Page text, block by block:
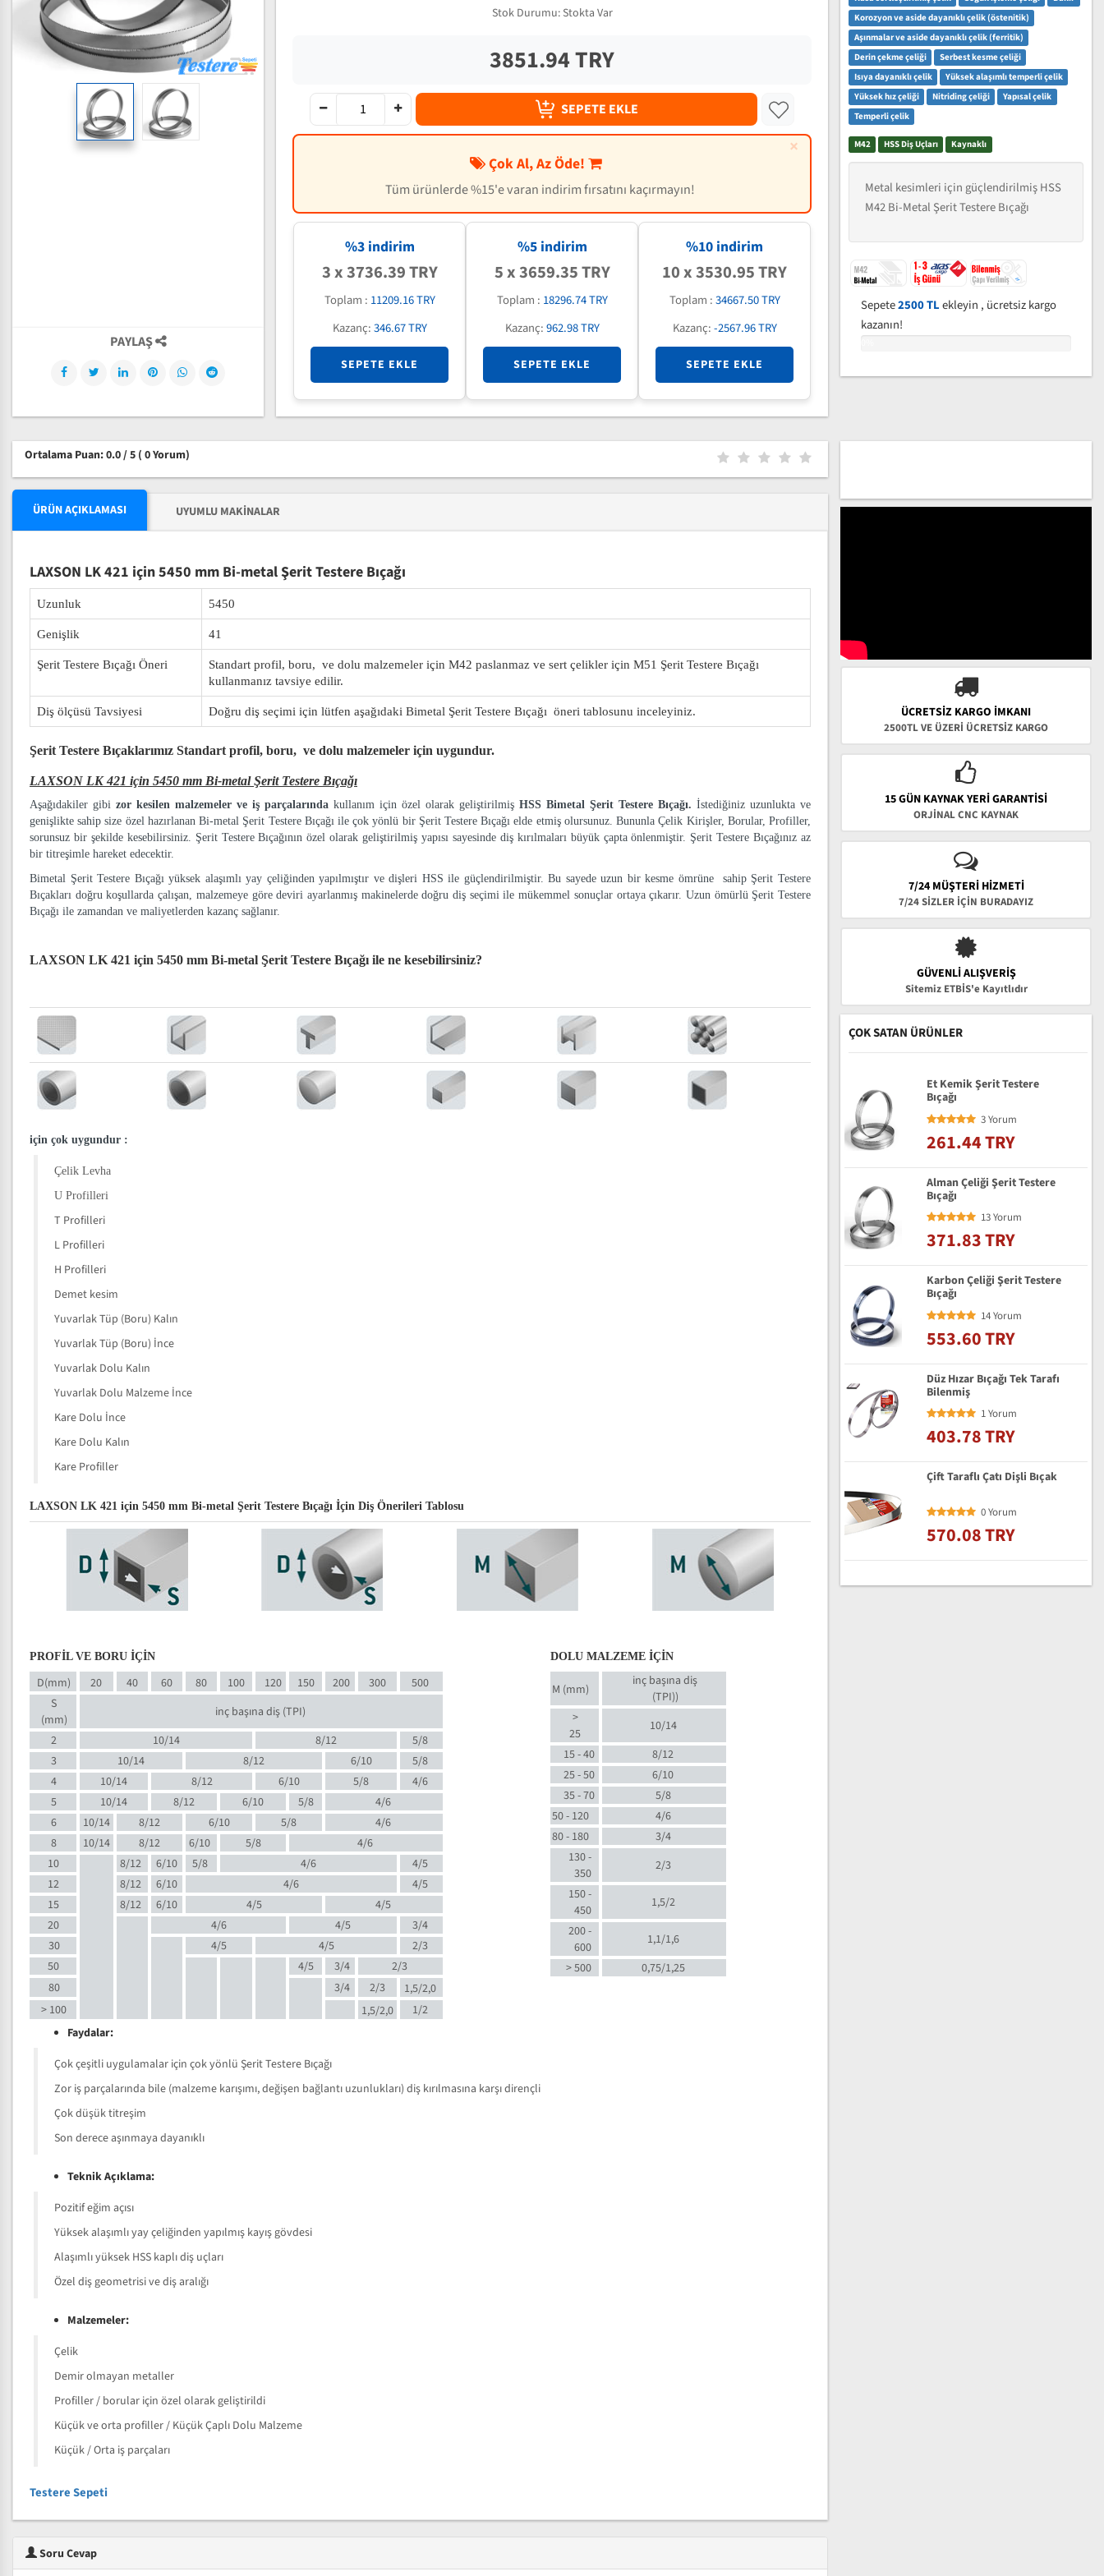
Stok Durumu: Stokta Var
3851.94 TRY
SEPETE EKLE
×
Çok Al, Az Öde!
Tüm ürünlerde %15'e varan indirim fırsatını kaçırmayın!
%3 indirim
3 x 3736.39 TRY
Toplam : 11209.16 TRY
Kazanç:346.67 TRY
SEPETE EKLE
%5 indirim
5 x 3659.35 TRY
Toplam : 18296.74 TRY
Kazanç:962.98 TRY
SEPETE EKLE
%10 indirim
10 x 3530.95 TRY
Toplam :34667.50 TRY
Kazanç:-2567.96 TRY
SEPETE EKLE
PAYLAŞ
Korozyon ve aside dayanıklı çelik (östenitik)
Aşınmalar ve aside dayanıklı çelik (ferritik)
Derin çekme çeliği
Serbest kesme çeliği
Isıya dayanıklı çelik
Yüksek alaşımlı temperli çelik
Yüksek hız çeliği
Nitriding çeliği
Yapısal çelik
Temperli çelik
M42 HSS Diş Uçları Kaynaklı
Metal kesimleri için güçlendirilmiş HSS
M42 Bi-Metal Şerit Testere Bıçağı
Sepete2500 TLekleyin , ücretsiz kargo
kazanın!
Ortalama Puan: 0.0 / 5 ( 0 Yorum)
ÜRÜN AÇIKLAMASI UYUMLU MAKINALAR
LAXSON LK 421 için 5450 mm Bi-metal Şerit Testere Bıçağı
Uzunluk 5450
Genişlik 41
Şerit Testere Bıçağı Öneri
Standart profil, boru, ve dolu malzemeler için M42 paslanmaz ve sert çelikler için M51 Şerit Testere Bıçağı
kullanmanız tavsiye edilir.
Diş ölçüsü Tavsiyesi Doğru diş seçimi için lütfen aşağıdaki Bimetal Şerit Testere Bıçağı öneri tablosunu inceleyiniz.
Şerit Testere Bıçaklarımız Standart profil, boru, ve dolu malzemeler için uygundur.
LAXSON LK 421 için 5450 mm Bi-metal Şerit Testere Bıçağı
Aşağıdakiler gibi zor kesilen malzemeler ve iş parçalarında kullanım için özel olarak geliştirilmiş HSS Bimetal Şerit Testere Bıçağı. İstediğiniz uzunlukta ve
genişlikte sahip size özel hazırlanan Bi-metal Şerit Testere Bıçağı ile çok yönlü bir Şerit Testere Bıçağı elde etmiş olursunuz. Bununla Çelik Kirişler, Borular, Profiller,
sorunsuz bir şekilde kesebilirsiniz. Şerit Testere Bıçağının özel olarak geliştirilmiş yapısı sayesinde diş kırılmaları büyük çapta önlenmiştir. Şerit Testere Bıçağınız az
bir titreşimle hareket edecektir.
Bimetal Şerit Testere Bıçağı yüksek alaşımlı yay çeliğinden yapılmıştır ve dişleri HSS ile güçlendirilmiştir. Bu sayede uzun bir kesme ömrüne sahip Şerit Testere
Bıçakları doğru koşullarda çalışan, malzemeye göre deviri ayarlanmış makinelerde doğru diş seçimi ile mükemmel sonuçlar ortaya çıkarır. Uzun ömürlü Şerit Testere
Bıçağı ile zamandan ve maliyetlerden kazanç sağlanır.
LAXSON LK 421 için 5450 mm Bi-metal Şerit Testere Bıçağı ile ne kesebilirsiniz?
için çok uygundur :
Çelik Levha
U Profilleri
T Profilleri
L Profilleri
H Profilleri
Demet kesim
Yuvarlak Tüp (Boru) Kalın
Yuvarlak Tüp (Boru) İnce
Yuvarlak Dolu Kalın
Yuvarlak Dolu Malzeme İnce
Kare Dolu İnce
Kare Dolu Kalın
Kare Profiller
LAXSON LK 421 için 5450 mm Bi-metal Şerit Testere Bıçağı İçin Diş Önerileri Tablosu
PROFİL VE BORU İÇİN
D(mm) 20 40 60 80 100 120 150 200 300
500
S
(mm)
inç başına diş (TPI)
2
10/14 8/12
5/8
3
10/14 8/12 6/10
5/8
4
10/14 8/12 6/10 5/8
4/6
5
10/14 8/12 6/10 5/8
4/6
6
10/14 8/12 6/10 5/8
4/6
8
10/14 8/12 6/10 5/8
4/6
10
8/12 6/10 5/8 4/6
4/5
12
8/12 6/10 4/6
4/5
15
8/12 6/10 4/5
4/5
20
4/6 4/5
3/4
30
4/5 4/5
2/3
50
4/5 3/4
2/3
80
3/4 2/3
1,5/2,0
> 100
1,5/2,0 1/2
DOLU MALZEME İÇİN
M (mm)
inç başına diş
(TPI))
>
25
10/14
15 - 40
8/12
25 - 50
6/10
35 - 70
5/8
50 - 120
4/6
80 - 180
3/4
130 -
350
2/3
150 -
450
1,5/2
200 -
600
1,1/1,6
> 500
0,75/1,25
Faydalar:
Çok çeşitli uygulamalar için çok yönlü Şerit Testere Bıçağı
Zor iş parçalarında bile (malzeme karışımı, değişen bağlantı uzunlukları) diş kırılmasına karşı dirençli
Çok düşük titreşim
Son derece aşınmaya dayanıklı
Teknik Açıklama:
Pozitif eğim açısı
Yüksek alaşımlı yay çeliğinden yapılmış kayış gövdesi
Alaşımlı yüksek HSS kaplı diş uçları
Özel diş geometrisi ve diş aralığı
Malzemeler:
Çelik
Demir olmayan metaller
Profiller / borular için özel olarak geliştirildi
Küçük ve orta profiller / Küçük Çaplı Dolu Malzeme
Küçük / Orta iş parçaları
Testere Sepeti
Soru Cevap
ÜCRETSIZ KARGO İMKANI
2500TL VE ÜZERİ ÜCRETSİZ KARGO
15 GÜN KAYNAK YERI GARANTISI
ORJİNAL CNC KAYNAK
7/24 MÜŞTERİ HİZMETİ
7/24 SİZLER İÇİN BURADAYIZ
GÜVENLI ALIŞVERIŞ
Sitemiz ETBİS'e Kayıtlıdır
ÇOK SATAN ÜRÜNLER
Et Kemik Şerit Testere
Bıçağı
3 Yorum
261.44 TRY
Alman Çeliği Şerit Testere
Bıçağı
13 Yorum
371.83 TRY
Karbon Çeliği Şerit Testere
Bıçağı
14 Yorum
553.60 TRY
Düz Hızar Bıçağı Tek Tarafı
Bilenmiş
1 Yorum
403.78 TRY
Çift Taraflı Çatı Dişli Bıçak
0 Yorum
570.08 TRY